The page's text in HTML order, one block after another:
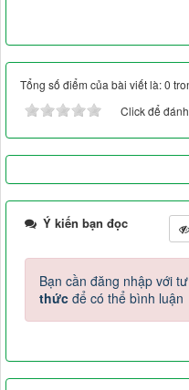
Tổng số điểm của bài viết là: 0
Click để
Ý kiến bạn đọc
Bạn cần đăng nhập với
thức để có thể bình luận